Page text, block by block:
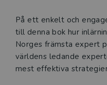
På ett enkelt och
till denna bok hur
Norges främsta expert
världens ledande
mest effektiva